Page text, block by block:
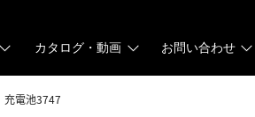
カタログ・動画 お問い合わせ
充電池3747